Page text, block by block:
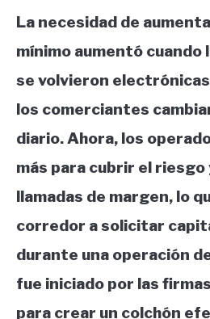
La necesidad de
mínimo aumentó
se volvieron
los comerciantes
diario. Ahora, los
más para cubrir el
llamadas de margen, lo
corredor a solicitar
durante una operación
fue iniciado por las
para crear un colchón